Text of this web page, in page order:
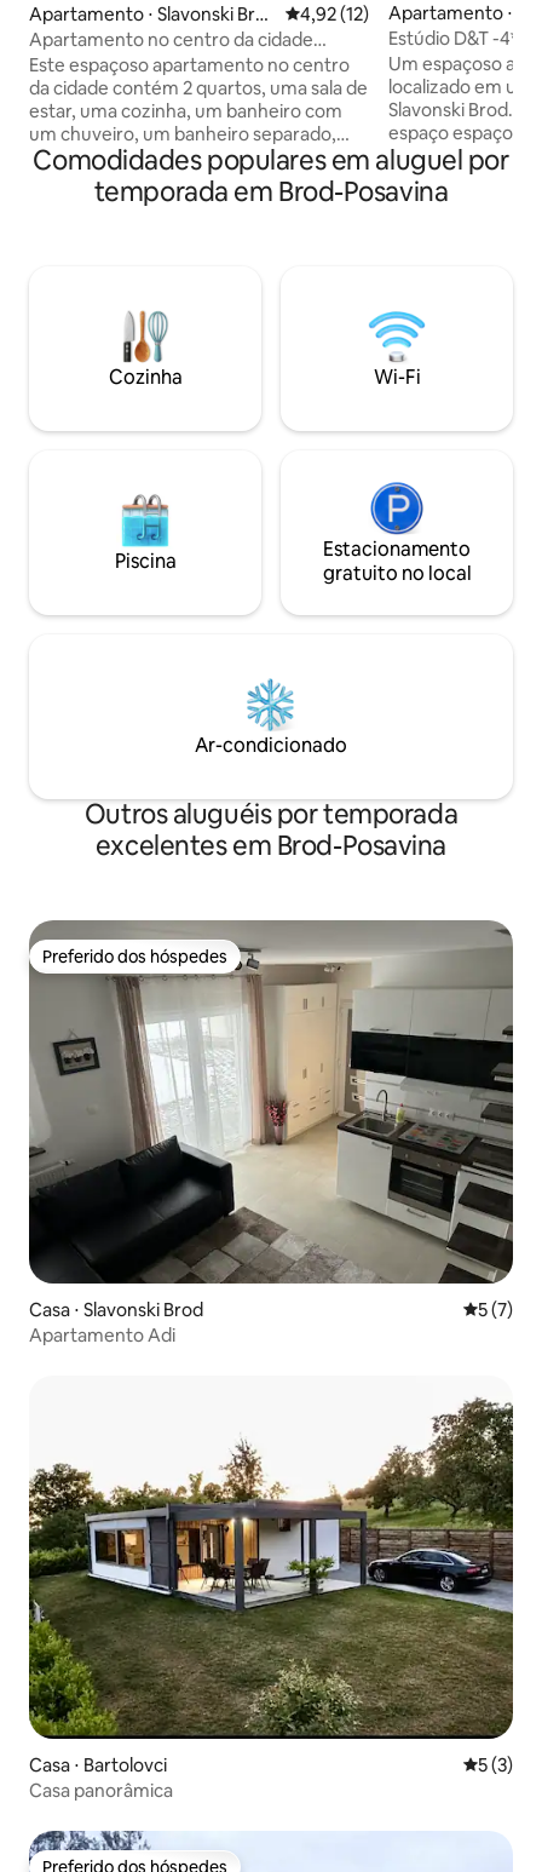
Apartamento ⋅ Slavonski Bro
d
4,92 de uma avaliação média
4,92 (12)
Apartamento no centro da cidade
Brandt
Este espaçoso apartamento no centro
da cidade contém 2 quartos, uma sala de
estar, uma cozinha, um banheiro com
um chuveiro, um banheiro separado,
uma lavanderia e uma varanda. Está
equipado com um alto padrão, o que
tornará a sua estadia agradável e
minuto a pé da praça principal da cidade.
A Fortaleza Barroca fica a 5 minutos a pé
do apartamento. As piscinas da cidade e
o salão de esportes ficam a 1500 m de
Apartamento ⋅
d
Estúdio D&T -4*
Um espaçoso
localizado em
Slavonski Brod.
espaço espaçoso
estar, cozinha,
banheiro. No
tudo o que é
etc.). Pode
e está localizado
térreo.
rua (60hrk [8€]/
Comodidades populares em aluguel por
temporada em Brod-Posavina
Cozinha Wi-Fi
Piscina
Estacionamento
gratuito no local
Ar-condicionado
Outros aluguéis por temporada
excelentes em Brod-Posavina
Preferido dos hóspedes
Preferido dos hóspedes
Casa ⋅ Slavonski Brod 5 de
5 (7)
Apartamento Adi
Casa ⋅ Bartolovci 5 de
5 (3)
Casa panorâmica
Preferido dos hóspedes